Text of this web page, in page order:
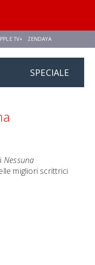
TV+ ZENDAYA
STAR TREK NETFLIX
SPECIALE
Nessuna
migliori scrittrici